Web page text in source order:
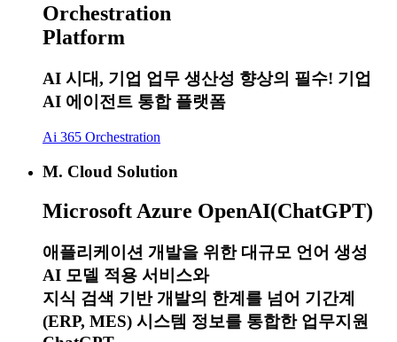
Orchestration
Platform
AI 시대, 기업 업무 생산성 향상의 필수! 기업
AI 에이전트 통합 플랫폼
Ai 365 Orchestration
M. Cloud Solution
Microsoft Azure OpenAI(ChatGPT)
애플리케이션 개발을 위한 대규모 언어 생성
AI 모델 적용 서비스와
지식 검색 기반 개발의 한계를 넘어 기간계
(ERP, MES) 시스템 정보를 통합한 업무지원